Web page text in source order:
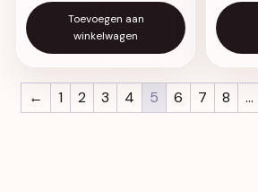
Toevoegen aan
winkelwagen
← 1 2 3 4 5 6 7 8 …